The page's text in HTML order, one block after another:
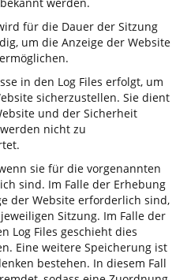
für die Dauer der Sitzung
um die Anzeige der Website
in den Log Files erfolgt, um
sicherzustellen. Sie dient
und der Sicherheit
nicht zu
sie für die vorgenannten
sind. Im Falle der Erhebung
der Website erforderlich sind,
Sitzung. Im Falle der
Log Files geschieht dies
Eine weitere Speicherung ist
bestehen. In diesem Fall